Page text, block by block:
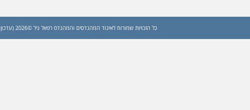
כל הזכויות שמורות לאיגוד המהנדסים והמהנדס רפאל גיל ©2026 (עדכון: 2026)